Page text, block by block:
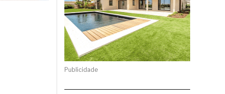
Publicidade